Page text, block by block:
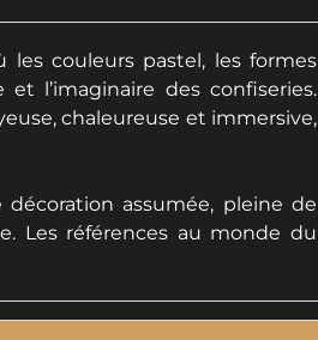
couleurs pastel, les formes
l’imaginaire des confiseries.
chaleureuse et immersive,
assumée, pleine de
Les références au monde du